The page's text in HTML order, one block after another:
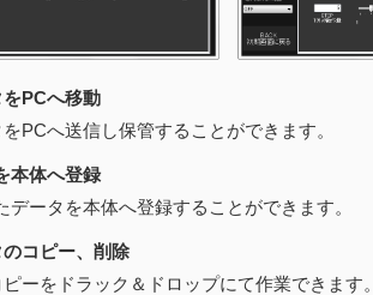
をPCへ移動
へ送信し保管することができます。
本体へ登録
ータを本体へ登録することができます。
のコピー、削除
をドラック＆ドロップにて作業できます。